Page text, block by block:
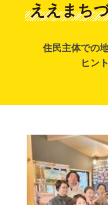
ええまち
住民主体での
ヒン